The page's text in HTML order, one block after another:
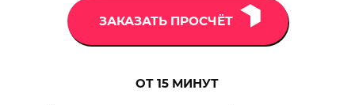
ЗАКАЗАТЬ ПРОСЧЁТ
ОТ 15 МИНУТ